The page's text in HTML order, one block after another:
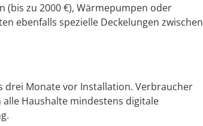
(bis zu 2000 €), Wärmepumpen oder
ebenfalls spezielle Deckelungen zwischen
Monate vor Installation. Verbraucher
Haushalte mindestens digitale